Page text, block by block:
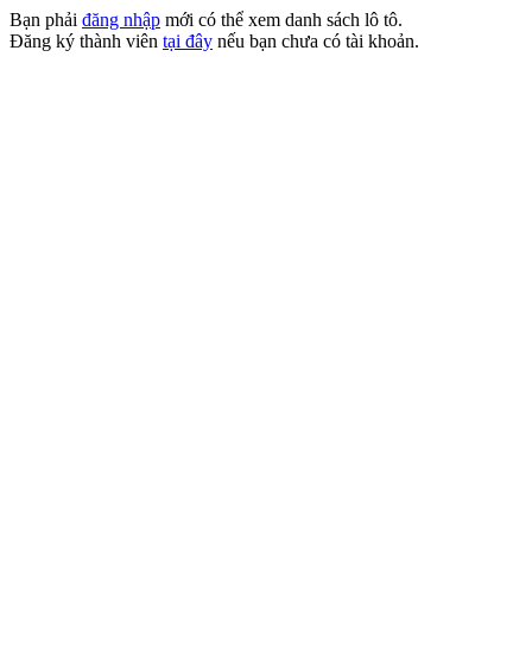
Bạn phải đăng nhập mới có thể xem danh sách lô tô.
Đăng ký thành viên tại đây nếu bạn chưa có tài khoản.